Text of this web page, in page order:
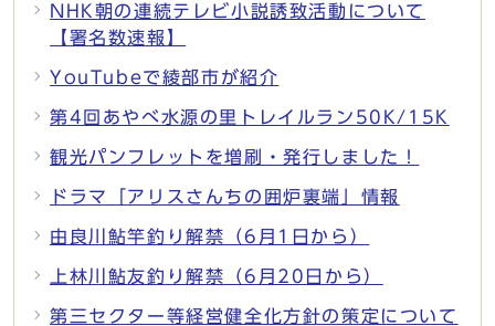
NHK朝の連続テレビ小説誘致活動について
【署名数速報】
YouTubeで綾部市が紹介
第4回あやべ水源の里トレイルラン50K/15K
観光パンフレットを増刷・発行しました！
ドラマ「アリスさんちの囲炉裏端」情報
由良川鮎竿釣り解禁（6月1日から）
上林川鮎友釣り解禁（6月20日から）
第三セクター等経営健全化方針の策定について